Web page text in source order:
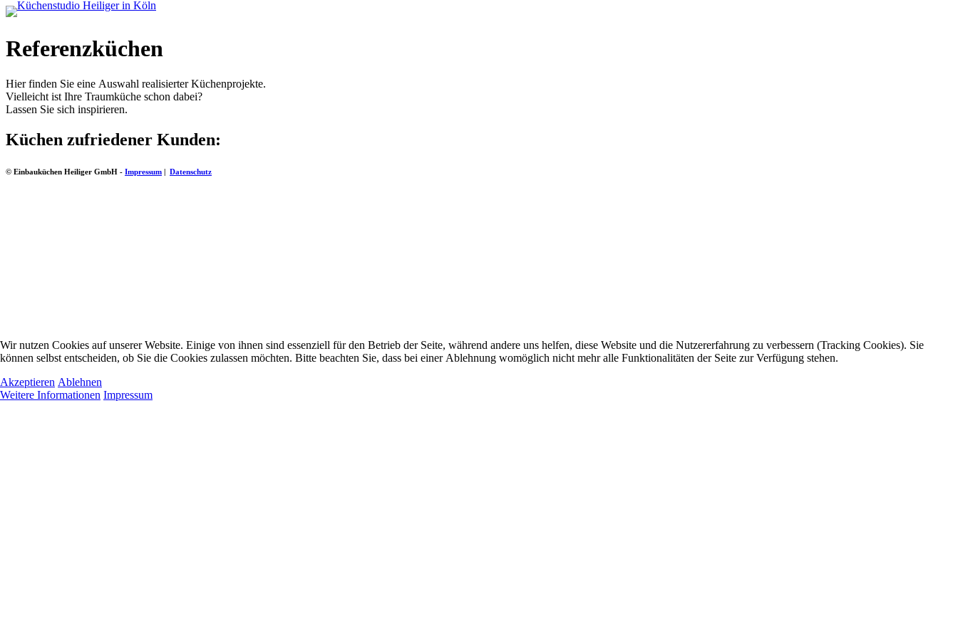
Referenzküchen
Hier finden Sie eine Auswahl realisierter Küchenprojekte.
Vielleicht ist Ihre Traumküche schon dabei?
Lassen Sie sich inspirieren.
Küchen zufriedener Kunden:
© Einbauküchen Heiliger GmbH - Impressum | Datenschutz
Wir nutzen Cookies auf unserer Website. Einige von ihnen sind essenziell für den Betrieb der Seite, während andere uns helfen, diese Website und die Nutzererfahrung zu verbessern (Tracking Cookies). Sie
können selbst entscheiden, ob Sie die Cookies zulassen möchten. Bitte beachten Sie, dass bei einer Ablehnung womöglich nicht mehr alle Funktionalitäten der Seite zur Verfügung stehen.
Akzeptieren Ablehnen
Weitere Informationen Impressum